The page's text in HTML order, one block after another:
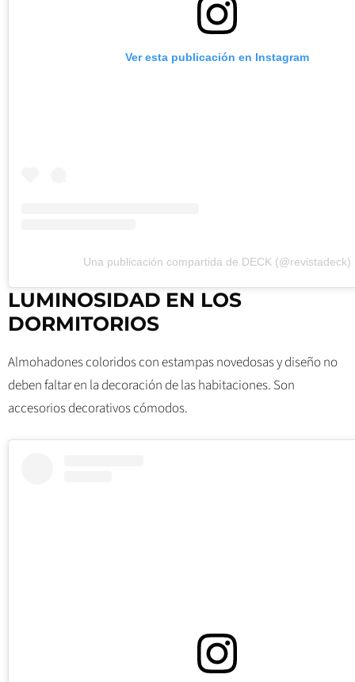
Ver esta publicación en Instagram
Una publicación compartida de DECK (@revistadeck)
LUMINOSIDAD EN LOS
DORMITORIOS
Almohadones coloridos con estampas novedosas y diseño no
deben faltar en la decoración de las habitaciones. Son
accesorios decorativos cómodos.